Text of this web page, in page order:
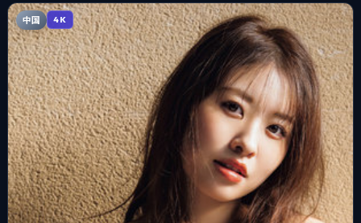
中国 4K